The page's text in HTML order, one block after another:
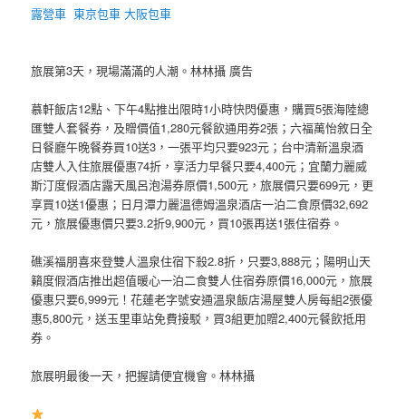
露營車 東京包車 大阪包車
旅展第3天，現場滿滿的人潮。林林攝 廣告
慕軒飯店12點、下午4點推出限時1小時快閃優惠，購買5張海陸總
匯雙人套餐券，及贈價值1,280元餐飲通用券2張；六福萬怡敘日全
日餐廳午晚餐券買10送3，一張平均只要923元；台中清新溫泉酒
店雙人入住旅展優惠74折，享活力早餐只要4,400元；宜蘭力麗威
斯汀度假酒店露天風呂泡湯券原價1,500元，旅展價只要699元，更
享買10送1優惠；日月潭力麗溫德姆溫泉酒店一泊二食原價32,692
元，旅展優惠價只要3.2折9,900元，買10張再送1張住宿券。
礁溪福朋喜來登雙人溫泉住宿下殺2.8折，只要3,888元；陽明山天
籟度假酒店推出超值暖心一泊二食雙人住宿券原價16,000元，旅展
優惠只要6,999元！花蓮老字號安通溫泉飯店湯屋雙人房每組2張優
惠5,800元，送玉里車站免費接駁，買3組更加贈2,400元餐飲抵用
券。
旅展明最後一天，把握請便宜機會。林林攝